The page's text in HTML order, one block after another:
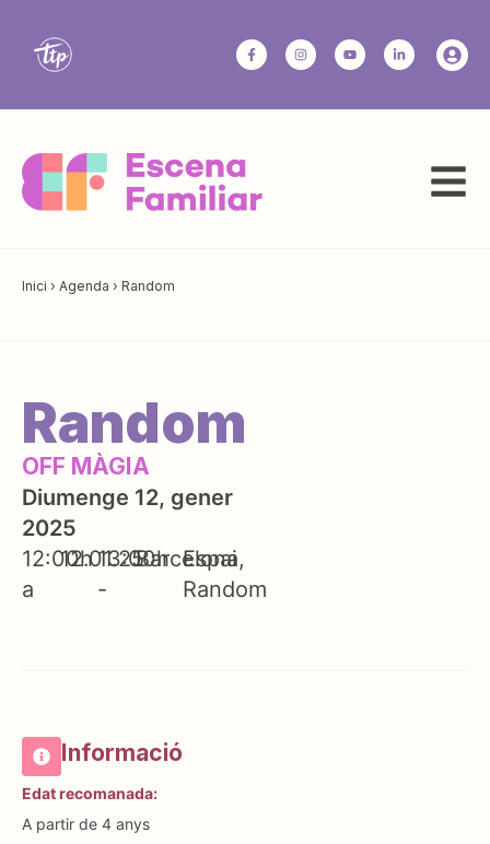
Inici › Agenda › Random
Random
OFF MÀGIA
Diumenge 12, gener
2025
12:00h
a
12.01.25
13:00h
-
Barcelona
Espai
Random
Informació
Edat recomanada:
A partir de 4 anys